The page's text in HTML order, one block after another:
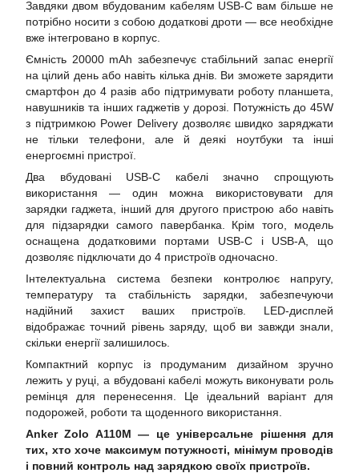
Завдяки двом вбудованим кабелям USB-C вам більше не
потрібно носити з собою додаткові дроти — все необхідне
вже інтегровано в корпус.
Ємність 20000 mAh забезпечує стабільний запас енергії
на цілий день або навіть кілька днів. Ви зможете зарядити
смартфон до 4 разів або підтримувати роботу планшета,
навушників та інших гаджетів у дорозі. Потужність до 45W
з підтримкою Power Delivery дозволяє швидко заряджати
не тільки телефони, але й деякі ноутбуки та інші
енергоємні пристрої.
Два вбудовані USB-C кабелі значно спрощують
використання — один можна використовувати для
зарядки гаджета, інший для другого пристрою або навіть
для підзарядки самого павербанка. Крім того, модель
оснащена додатковими портами USB-C і USB-A, що
дозволяє підключати до 4 пристроїв одночасно.
Інтелектуальна система безпеки контролює напругу,
температуру та стабільність зарядки, забезпечуючи
надійний захист ваших пристроїв. LED-дисплей
відображає точний рівень заряду, щоб ви завжди знали,
скільки енергії залишилось.
Компактний корпус із продуманим дизайном зручно
лежить у руці, а вбудовані кабелі можуть виконувати роль
ремінця для перенесення. Це ідеальний варіант для
подорожей, роботи та щоденного використання.
Anker Zolo A110M — це універсальне рішення для
тих, хто хоче максимум потужності, мінімум проводів
і повний контроль над зарядкою своїх пристроїв.